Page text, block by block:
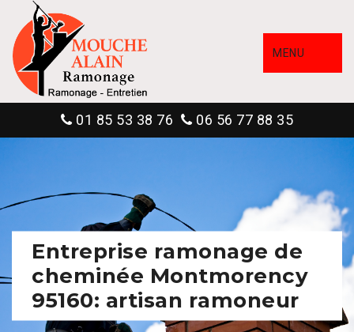
MENU
01 85 53 38 76 06 56 77 88 35
Entreprise ramonage de
cheminée Montmorency
95160: artisan ramoneur